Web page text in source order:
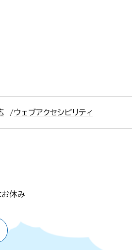
ウェブアクセシビリティ
休み